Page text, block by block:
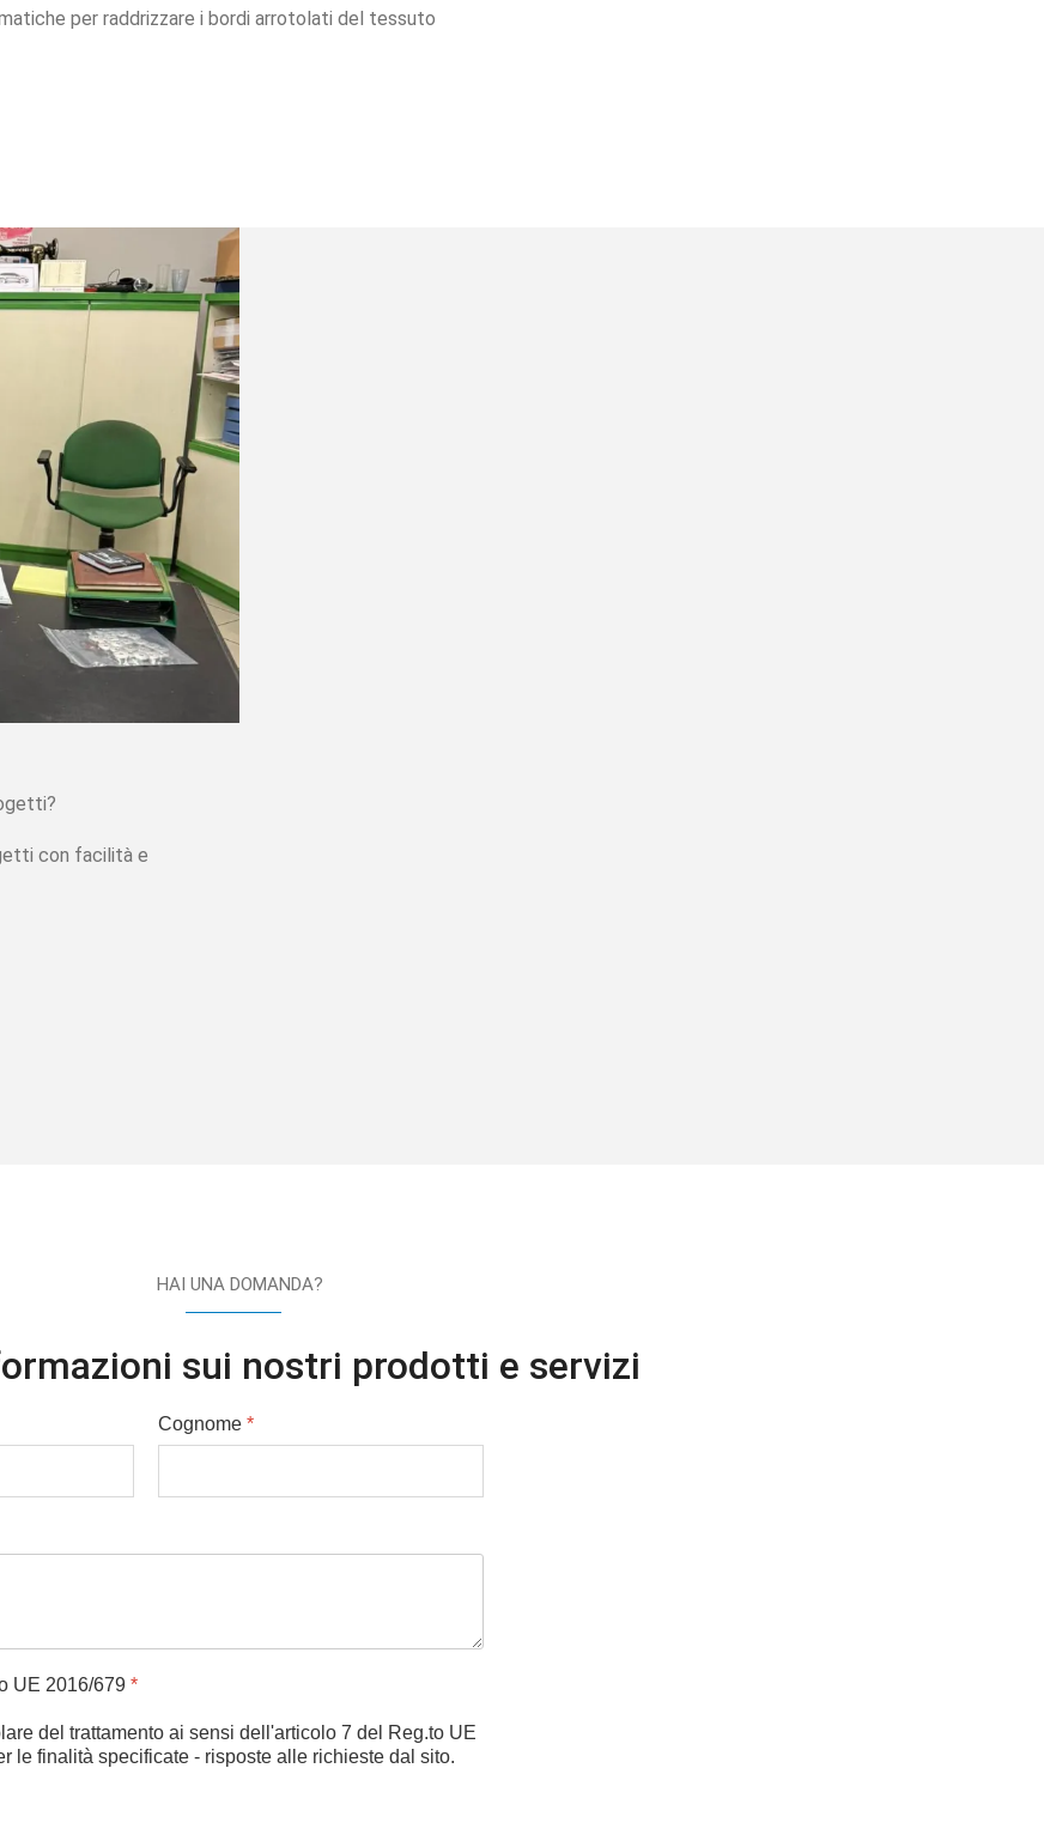
per raddrizzare i bordi arrotolati del tessuto
con facilità e
HAI UNA DOMANDA?
sui nostri prodotti e servizi
Cognome *
UE 2016/679 *
del trattamento ai sensi dell'articolo 7 del Reg.to UE
le finalità specificate - risposte alle richieste dal sito.